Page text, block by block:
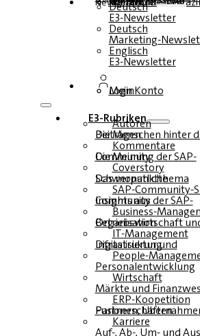
Deutsch
E3-Newsletter
Deutsch
Marketing-
Englisch
E3-Newsletter
Login
Mein Konto
E3-Rubriken
Autoren
Die Menschen hinter den Beiträgen
Kommentare
Die Meinung der SAP-Community
Coverstory
Das monatliche Schwerpunktthema
SAP-Community-
Insights aus der SAP-Community
Business-
Betriebswirtschaft und Organisation
IT-Management
Infrastruktur und Digitalisierung
People-
Personalentwicklung
Wirtschaft
Märkte und
ERP-Koopetition
Fusionen, Übernahmen und Partnerschaften
Karriere
Auf-, Ab-, Um- und